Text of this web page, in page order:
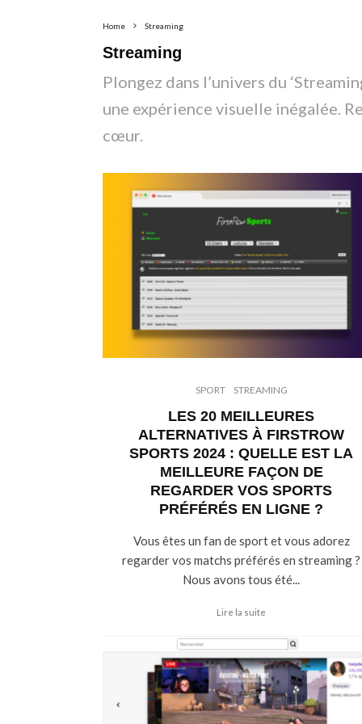
Home Streaming
Streaming
Plongez dans l’univers du
une expérience visuelle inégalée.
cœur.
SPORT STREAMING
LES 20 MEILLEURES
ALTERNATIVES À FIRSTROW
SPORTS 2024 : QUELLE EST LA
MEILLEURE FAÇON DE
REGARDER VOS SPORTS
PRÉFÉRÉS EN LIGNE ?
Vous êtes un fan de sport et vous adorez
regarder vos matchs préférés en streaming ?
Nous avons tous été...
Lire la suite